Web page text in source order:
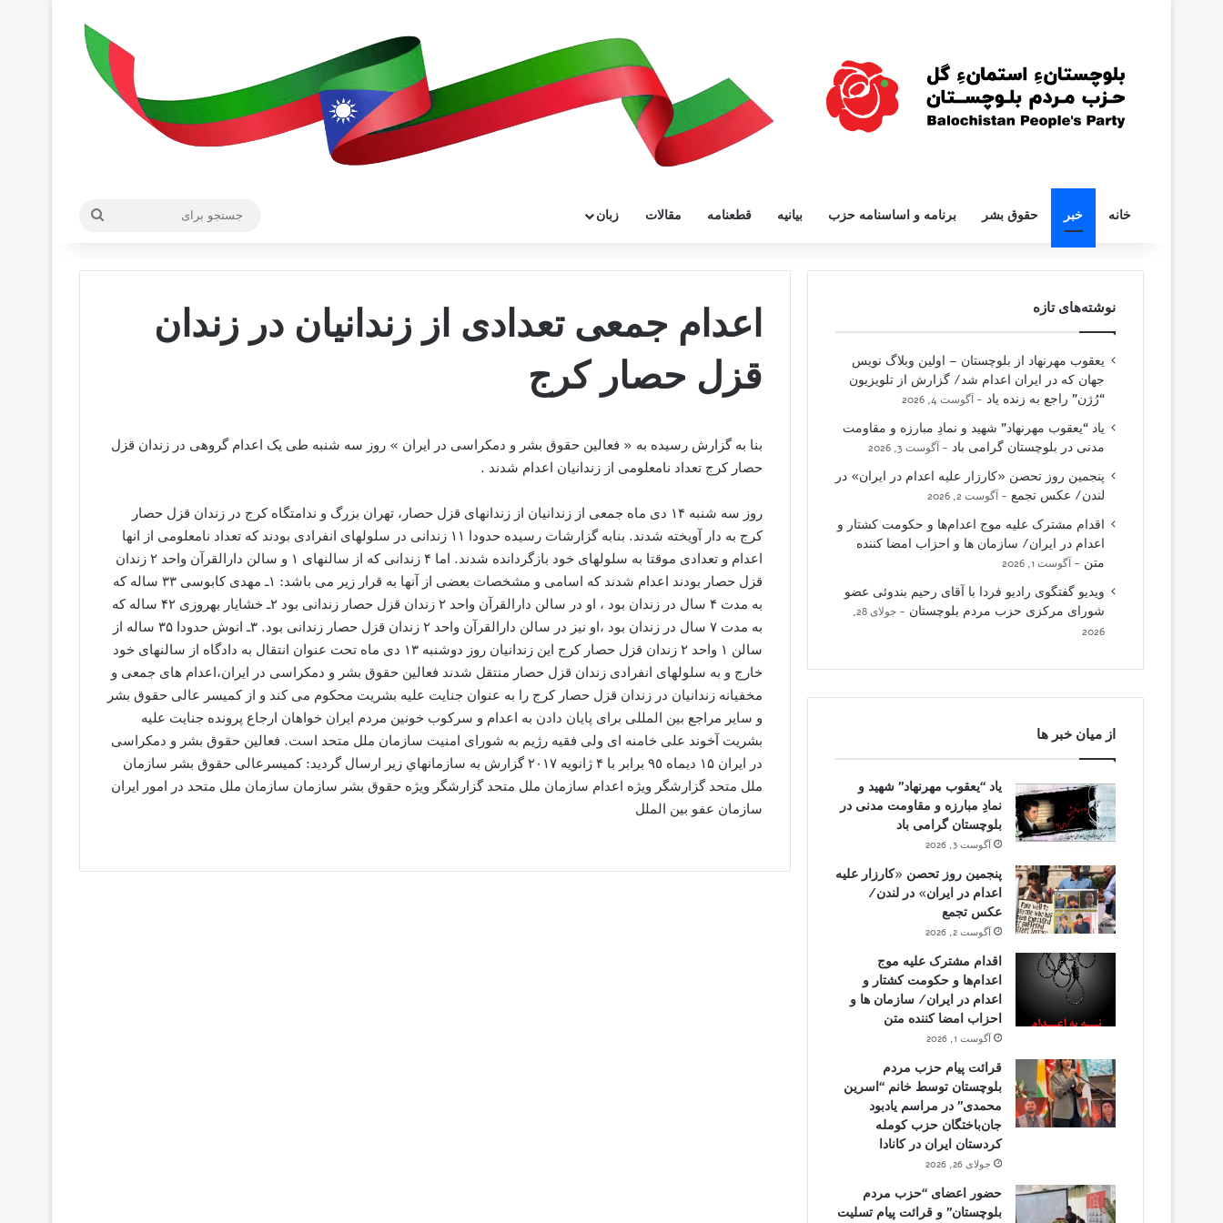
خانه خبر حقوق بشر برنامه و اساسنامه حزب بیانیه قطعنامه مقالات زبان
اعدام جمعی تعدادی از زندانیان در زندان
قزل حصار کرج
بنا به گزارش رسیده به « فعالین حقوق بشر و دمکراسی در ایران » روز سه شنبه طی یک اعدام گروهی در زندان قزل
حصار کرج تعداد نامعلومی از زندانیان اعدام شدند .
روز سه شنبه ۱۴ دی ماه جمعی از زندانیان از زندانهای قزل حصار، تهران بزرگ و ندامتگاه کرج در زندان قزل حصار
کرج به دار آویخته شدند. بنابه گزارشات رسیده حدودا ۱۱ زندانی در سلولهای انفرادی بودند که تعداد نامعلومی از انها
اعدام و تعدادی موقتا به سلولهای خود بازگردانده شدند. اما ۴ زندانی که از سالنهای ۱ و سالن دارالقرآن واحد ۲ زندان
قزل حصار بودند اعدام شدند که اسامی و مشخصات بعضی از آنها به قرار زیر می باشد: ۱ـ مهدی کابوسی ۳۳ ساله که
به مدت ۴ سال در زندان بود ، او در سالن دارالقرآن واحد ۲ زندان قزل حصار زندانی بود ۲ـ خشایار بهروزی ۴۲ ساله که
به مدت ۷ سال در زندان بود ،او نیز در سالن دارالقرآن واحد ۲ زندان قزل حصار زندانی بود. ۳ـ انوش حدودا ۳۵ ساله از
سالن ۱ واحد ۲ زندان قزل حصار کرج این زندانیان روز دوشنبه ۱۳ دی ماه تحت عنوان انتقال به دادگاه از سالنهای خود
خارج و به سلولهای انفرادی زندان قزل حصار منتقل شدند فعالین حقوق بشر و دمکراسی در ایران،اعدام های جمعی و
مخفیانه زندانیان در زندان قزل حصار کرج را به عنوان جنایت علیه بشریت محکوم می کند و از کمیسر عالی حقوق بشر
و سایر مراجع بین المللی برای پایان دادن به اعدام و سرکوب خونین مردم ایران خواهان ارجاع پرونده جنایت علیه
بشریت آخوند علی خامنه ای ولی فقیه رژیم به شورای امنیت سازمان ملل متحد است. فعالين حقوق بشر و دمكراسى
در ايران ۱۵ دیماه ٩٥ برابر با ۴ ژانویه ٢٠١۷ گزارش به سازمانهاي زير ارسال گرديد: كميسرعالى حقوق بشر سازمان
ملل متحد گزارشگر ویژه اعدام سازمان ملل متحد گزارشگر ويژه حقوق بشر سازمان سازمان ملل متحد در امور ایران
سازمان عفو بين الملل
نوشته‌های تازه
یعقوب مهرنهاد از بلوچستان – اولین وبلاگ نویس
جهان که در ایران اعدام شد/ گزارش از تلویزیون
“رُژن” راجع به زنده یاد
آگوست 4, 2026
یاد “یعقوب مهرنهاد” شهید و نمادِ مبارزه و مقاومت
مدنی در بلوچستان گرامی باد
آگوست 3, 2026
پنجمین روز تحصن «کارزار علیه اعدام در ایران» در
لندن/ عکس تجمع
آگوست 2, 2026
اقدام مشترک علیه موج اعدام‌ها و حکومت کشتار و
اعدام در ایران/ سازمان ها و احزاب امضا کننده
متن
آگوست 1, 2026
ویدیو گفتگوی رادیو فردا با آقای رحیم بندوئی عضو
شورای مرکزی حزب مردم بلوچستان
جولای 28,
2026
از میان خبر ها
یاد “یعقوب مهرنهاد” شهید و
نمادِ مبارزه و مقاومت مدنی در
بلوچستان گرامی باد
آگوست 3, 2026
پنجمین روز تحصن «کارزار علیه
اعدام در ایران» در لندن/
عکس تجمع
آگوست 2, 2026
اقدام مشترک علیه موج
اعدام‌ها و حکومت کشتار و
اعدام در ایران/ سازمان ها و
احزاب امضا کننده متن
آگوست 1, 2026
قرائت پیام حزب مردم
بلوچستان توسط خانم “اسرین
محمدی” در مراسم یادبود
جان‌باختگان حزب کومله
کردستان ایران در کانادا
جولای 26, 2026
حضور اعضای “حزب مردم
بلوچستان” و قرائت پیام تسلیت